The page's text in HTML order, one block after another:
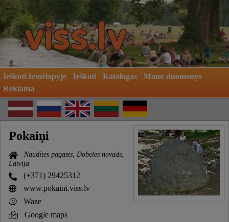
Ieškoti žemėlapyje Ieškoti Katalogas
Mano duomenys
Reklama
Pokaiņi
Naudītes pagasts, Dobeles novads,
Latvija
(+371) 29425312
www.pokaini.viss.lv
Waze
Google maps